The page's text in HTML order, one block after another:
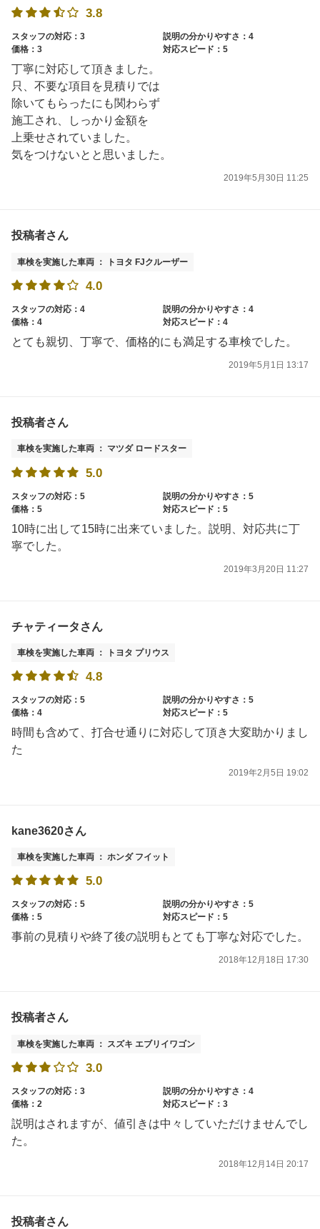
3.8
スタッフの対応：3
説明の分かりやすさ：4
価格：3
対応スピード：5
丁寧に対応して頂きました。
只、不要な項目を見積りでは
除いてもらったにも関わらず
施工され、しっかり金額を
上乗せされていました。
気をつけないとと思いました。
2019年5月30日 11:25
投稿者さん
車検を実施した車両 ： トヨタ FJクルーザー
4.0
スタッフの対応：4
説明の分かりやすさ：4
価格：4
対応スピード：4
とても親切、丁寧で、価格的にも満足する車検でした。
2019年5月1日 13:17
投稿者さん
車検を実施した車両 ： マツダ ロードスター
5.0
スタッフの対応：5
説明の分かりやすさ：5
価格：5
対応スピード：5
10時に出して15時に出来ていました。説明、対応共に丁
寧でした。
2019年3月20日 11:27
チャティータさん
車検を実施した車両 ： トヨタ プリウス
4.8
スタッフの対応：5
説明の分かりやすさ：5
価格：4
対応スピード：5
時間も含めて、打合せ通りに対応して頂き大変助かりまし
た
2019年2月5日 19:02
kane3620さん
車検を実施した車両 ： ホンダ フイット
5.0
スタッフの対応：5
説明の分かりやすさ：5
価格：5
対応スピード：5
事前の見積りや終了後の説明もとても丁寧な対応でした。
2018年12月18日 17:30
投稿者さん
車検を実施した車両 ： スズキ エブリイワゴン
3.0
スタッフの対応：3
説明の分かりやすさ：4
価格：2
対応スピード：3
説明はされますが、値引きは中々していただけませんでし
た。
2018年12月14日 20:17
投稿者さん